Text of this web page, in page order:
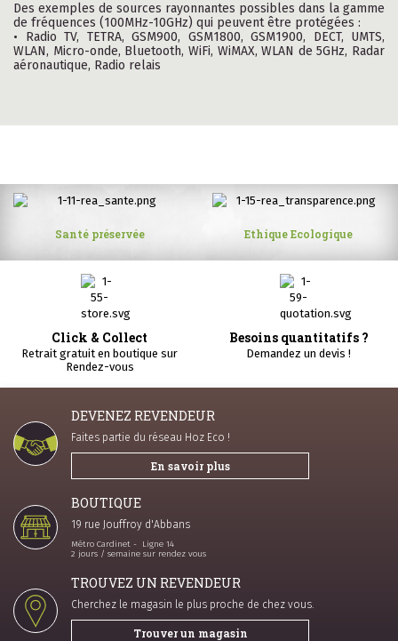
Des exemples de sources rayonnantes possibles dans la gamme
de fréquences (100MHz-10GHz) qui peuvent être protégées :
• Radio TV, TETRA, GSM900, GSM1800, GSM1900, DECT, UMTS,
WLAN, Micro-onde, Bluetooth, WiFi, WiMAX, WLAN de 5GHz, Radar
aéronautique, Radio relais
Santé préservée Ethique Ecologique
Click & Collect
Retrait gratuit en boutique sur
Rendez-vous
Besoins quantitatifs ?
Demandez un devis !
DEVENEZ REVENDEUR
Faites partie du réseau Hoz Eco !
En savoir plus
BOUTIQUE
19 rue Jouffroy d'Abbans
Métro Cardinet - Ligne 14
2 jours / semaine sur rendez vous
TROUVEZ UN REVENDEUR
Cherchez le magasin le plus proche de chez vous.
Trouver un magasin